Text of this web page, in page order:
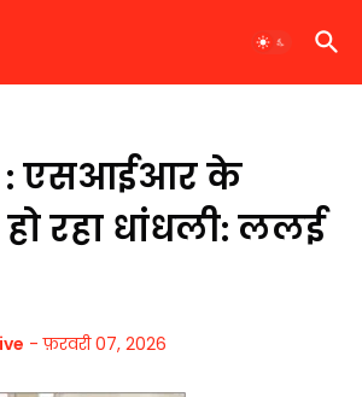
: एसआईआर के
रहा धांधली: ललई
- फ़रवरी 07, 2026